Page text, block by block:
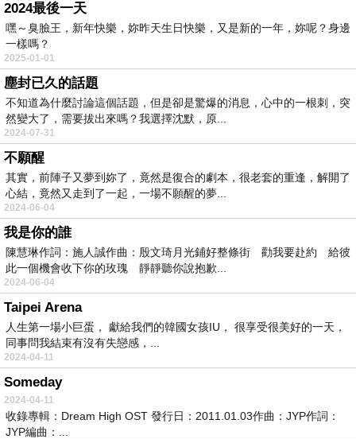
2024最後一天
嘿～臭臉王，新年快樂，妳昨天生日快樂，又是新的一年，妳呢？身邊
一樣嗎？
2025-01-01
塵封已久的話題
不知道為什麼討論這個話題，但是卻是驚爆的消息，心中的一根刺，突
然變大了，需要拔出來嗎？我選擇沈默，原...
2024-07-31
不願醒
其實，前陣子又夢到妳了，竟然是復合的劇本，很老套的重逢，解開了
心結，竟然又走到了一起，一場不願醒的夢...
2024-06-04
我是你的誰
陳慧琳作詞：施人誠作曲：殷文琦月光鋪好整條街 勸我要赴約 給彼
此一個機會收下你的玫瑰 靜靜聽你說抱歉...
2024-06-04
Taipei Arena
人生第一場小巨蛋， 獻給我們的韓國女孩IU， 很享受很美好的一天，
同事問我結束有沒有失戀感，...
2024-04-11
Someday
2024-04-11
收錄專輯：Dream High OST 發行日：2011.01.03作曲：JYP作詞：
JYP編曲：...